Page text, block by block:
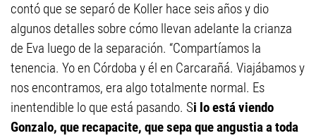
contó que se separó de Koller hace seis años y dio
algunos detalles sobre cómo llevan adelante la crianza
de Eva luego de la separación. “Compartíamos la
tenencia. Yo en Córdoba y él en Carcarañá. Viajábamos y
nos encontramos, era algo totalmente normal. Es
inentendible lo que está pasando. Si lo está viendo
Gonzalo, que recapacite, que sepa que angustia a toda